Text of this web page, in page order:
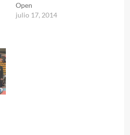
Open
julio 17, 2014